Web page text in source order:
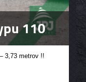
110
3,73 metrov !!